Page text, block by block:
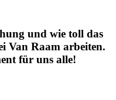
und wie toll das
Van Raam arbeiten.
für uns alle!